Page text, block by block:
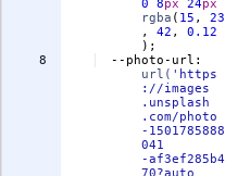
8
0
8px 24px
rgba ( 15 , 23
, 42 , 0.12
) ;
  --photo-url
:
url( 'https
://images
.unsplash
.com/photo
-1501785888
041
-af3ef285b4